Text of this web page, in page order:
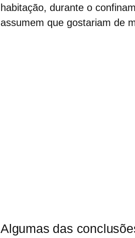
habitação, durante o
assumem que gostariam de
Algumas das